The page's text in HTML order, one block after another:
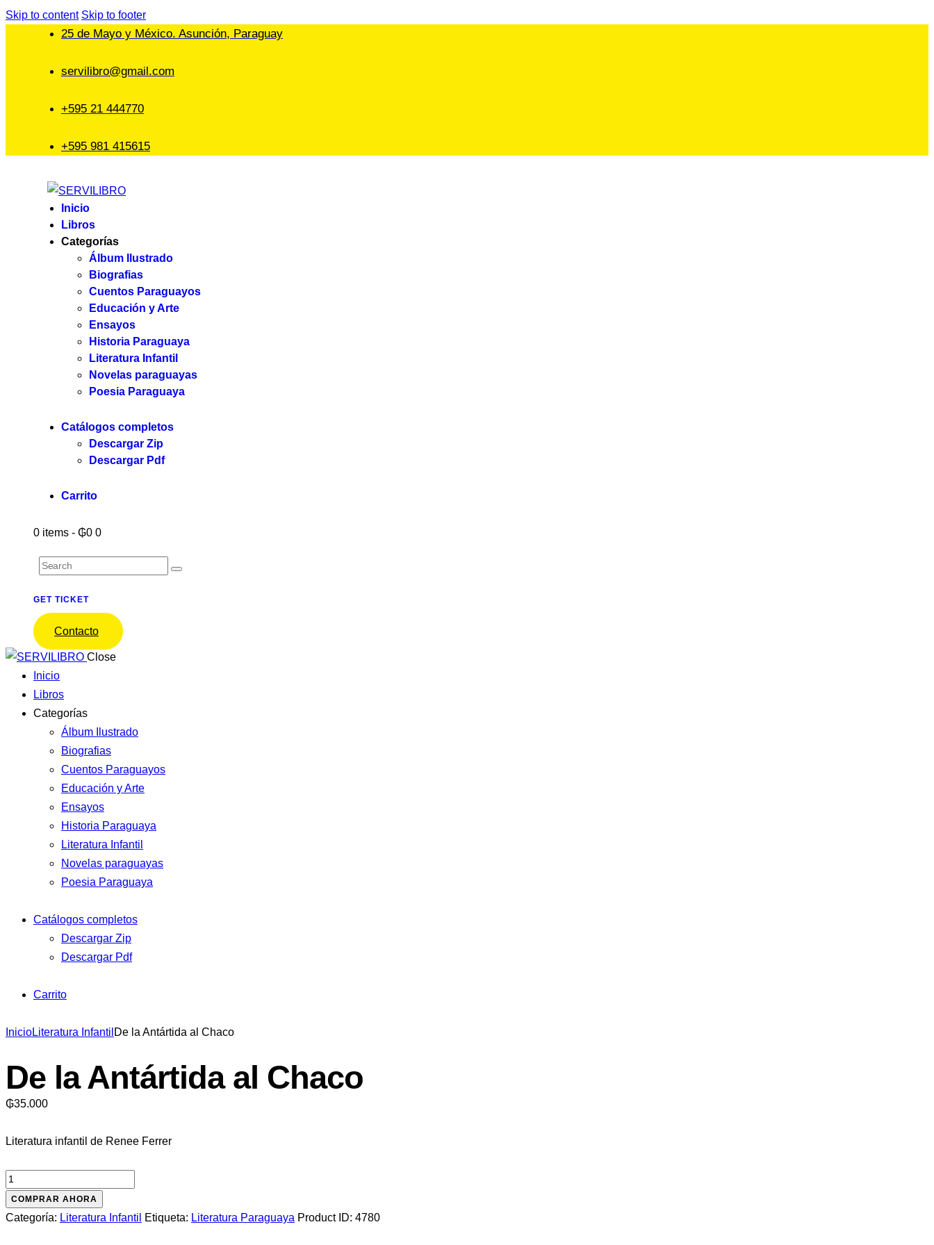
Skip to content Skip to footer
25 de Mayo y México. Asunción, Paraguay
servilibro@gmail.com
+595 21 444770
+595 981 415615
Inicio
Libros
Categorías
Álbum Ilustrado
Biografias
Cuentos Paraguayos
Educación y Arte
Ensayos
Historia Paraguaya
Literatura Infantil
Novelas paraguayas
Poesia Paraguaya
Catálogos completos
Descargar Zip
Descargar Pdf
Carrito
0 items - ₲0 0
GET TICKET
Contacto
Close
Inicio
Libros
Categorías
Álbum Ilustrado
Biografias
Cuentos Paraguayos
Educación y Arte
Ensayos
Historia Paraguaya
Literatura Infantil
Novelas paraguayas
Poesia Paraguaya
Catálogos completos
Descargar Zip
Descargar Pdf
Carrito
InicioLiteratura Infantil De la Antártida al Chaco
De la Antártida al Chaco
₲35.000
Literatura infantil de Renee Ferrer
De
la
Antártida
COMPRAR AHORA
Categoría: Literatura Infantil Etiqueta: Literatura Paraguaya Product ID: 4780